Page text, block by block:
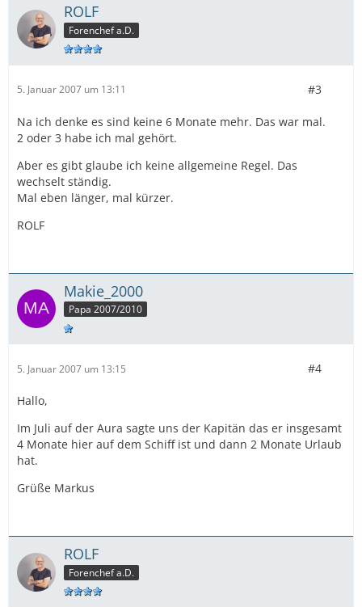
ROLF
Forenchef a.D.
5. Januar 2007 um 13:11 #3
Na ich denke es sind keine 6 Monate mehr. Das war mal.
2 oder 3 habe ich mal gehört.
Aber es gibt glaube ich keine allgemeine Regel. Das
wechselt ständig.
Mal eben länger, mal kürzer.
ROLF
Makie_2000
Papa 2007/2010
5. Januar 2007 um 13:15 #4
Hallo,
Im Juli auf der Aura sagte uns der Kapitän das er insgesamt
4 Monate hier auf dem Schiff ist und dann 2 Monate Urlaub
hat.
Grüße Markus
ROLF
Forenchef a.D.